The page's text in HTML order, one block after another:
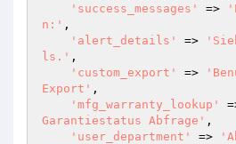
'success_messages'
=>
n:' ,
'alert_details'
=>
ls.' ,
'custom_export'
=>
Export' ,
'mfg_warranty_lookup'
Garantiestatus Abfrage' ,
'user_department'
=>